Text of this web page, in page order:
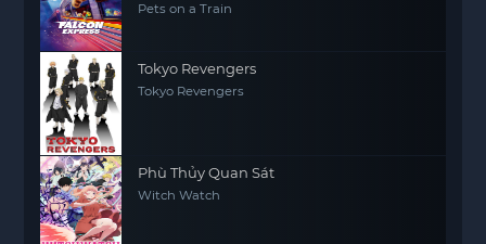
Pets on a Train
Tokyo Revengers
Tokyo Revengers
Phù Thủy Quan Sát
Witch Watch